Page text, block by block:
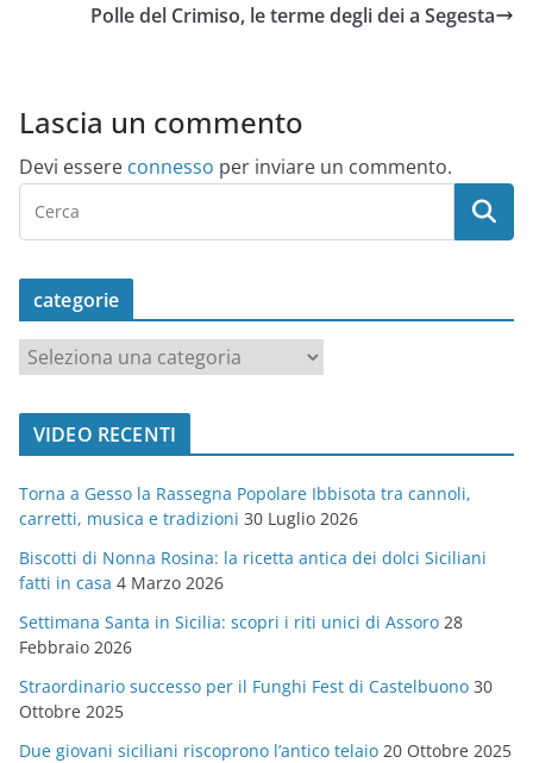
Polle del Crimiso, le terme degli dei a Segesta
Lascia un commento
Devi essere connesso per inviare un commento.
categorie
a
t
o
r
i
e
VIDEO RECENTI
Torna a Gesso la Rassegna Popolare Ibbisota tra cannoli,
carretti, musica e tradizioni 30 Luglio 2026
Biscotti di Nonna Rosina: la ricetta antica dei dolci Siciliani
fatti in casa 4 Marzo 2026
Settimana Santa in Sicilia: scopri i riti unici di Assoro 28
Febbraio 2026
Straordinario successo per il Funghi Fest di Castelbuono 30
Ottobre 2025
Due giovani siciliani riscoprono l’antico telaio 20 Ottobre 2025